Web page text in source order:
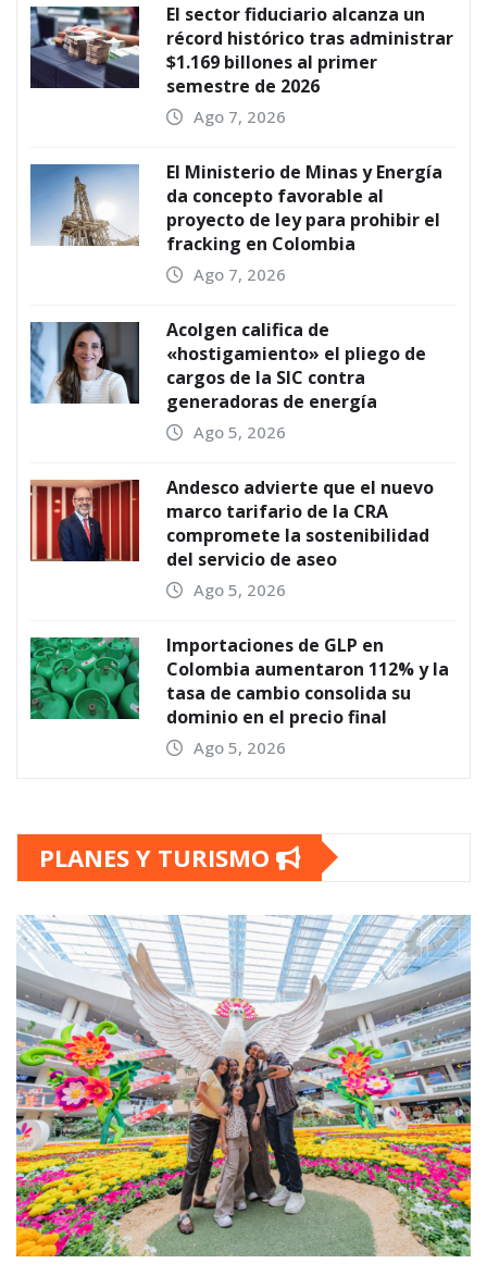
El sector fiduciario alcanza un
récord histórico tras administrar
$1.169 billones al primer
semestre de 2026
Ago 7, 2026
El Ministerio de Minas y Energía
da concepto favorable al
proyecto de ley para prohibir el
fracking en Colombia
Ago 7, 2026
Acolgen califica de
«hostigamiento» el pliego de
cargos de la SIC contra
generadoras de energía
Ago 5, 2026
Andesco advierte que el nuevo
marco tarifario de la CRA
compromete la sostenibilidad
del servicio de aseo
Ago 5, 2026
Importaciones de GLP en
Colombia aumentaron 112% y la
tasa de cambio consolida su
dominio en el precio final
Ago 5, 2026
PLANES Y TURISMO